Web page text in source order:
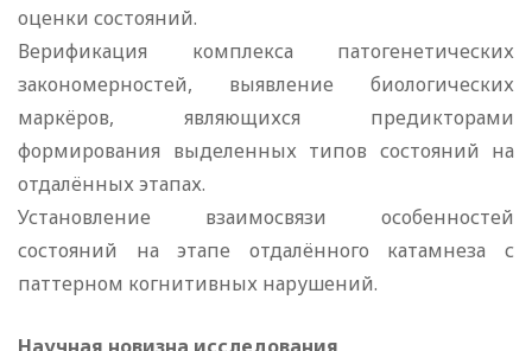
оценки состояний.
Верификация комплекса патогенетических
закономерностей, выявление биологических
маркёров, являющихся предикторами
формирования выделенных типов состояний на
отдалённых этапах.
Установление взаимосвязи особенностей
состояний на этапе отдалённого катамнеза с
паттерном когнитивных нарушений.